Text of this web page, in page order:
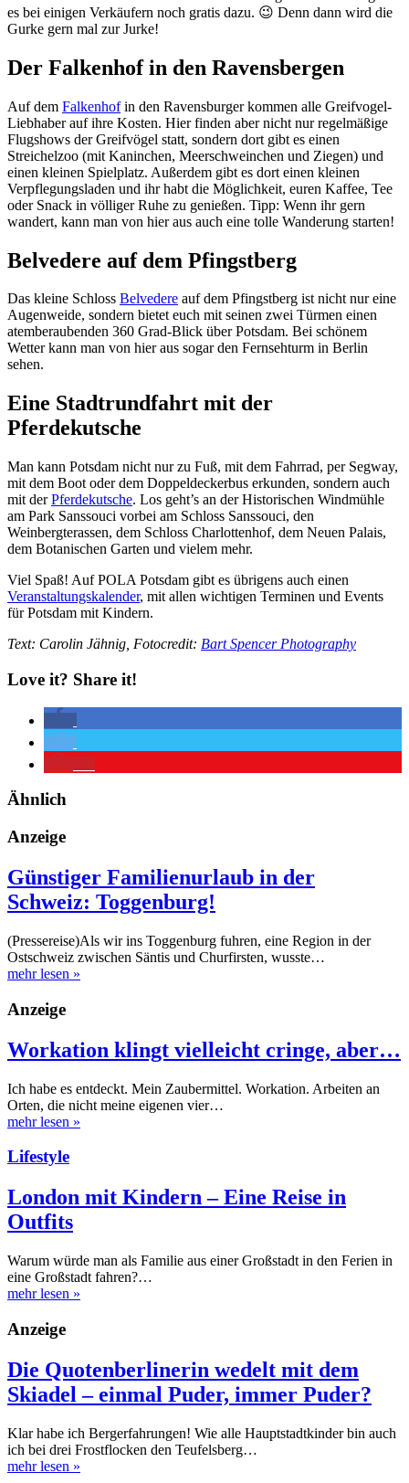
es bei einigen Verkäufern noch gratis dazu. 😉 Denn dann wird die
Gurke gern mal zur Jurke!
Der Falkenhof in den Ravensbergen
Auf dem Falkenhofin den Ravensburger kommen alle Greifvogel-
Liebhaber auf ihre Kosten. Hier finden aber nicht nur regelmäßige
Flugshows der Greifvögel statt, sondern dort gibt es einen
Streichelzoo (mit Kaninchen, Meerschweinchen und Ziegen) und
einen kleinen Spielplatz. Außerdem gibt es dort einen kleinen
Verpflegungsladen und ihr habt die Möglichkeit, euren Kaffee, Tee
oder Snack in völliger Ruhe zu genießen. Tipp: Wenn ihr gern
wandert, kann man von hier aus auch eine tolle Wanderung starten!
Belvedere auf dem Pfingstberg
Das kleine Schloss Belvedere auf dem Pfingstberg ist nicht nur eine
Augenweide, sondern bietet euch mit seinen zwei Türmen einen
atemberaubenden 360 Grad-Blick über Potsdam. Bei schönem
Wetter kann man von hier aus sogar den Fernsehturm in Berlin
sehen.
Eine Stadtrundfahrt mit der
Pferdekutsche
Man kann Potsdam nicht nur zu Fuß, mit dem Fahrrad, per Segway,
mit dem Boot oder dem Doppeldeckerbus erkunden, sondern auch
mit derPferdekutsche. Los geht’s an der Historischen Windmühle
am Park Sanssouci vorbei am Schloss Sanssouci, den
Weinbergterassen, dem Schloss Charlottenhof, dem Neuen Palais,
dem Botanischen Garten und vielem mehr.
Viel Spaß! Auf POLA Potsdam gibt es übrigens auch einen
Veranstaltungskalender, mit allen wichtigen Terminen und Events
für Potsdam mit Kindern.
Text: Carolin Jähnig, Fotocredit: Bart Spencer Photography
Love it? Share it!
Ähnlich
Anzeige
Günstiger Familienurlaub in der
Schweiz: Toggenburg!
(Pressereise)Als wir ins Toggenburg fuhren, eine Region in der
Ostschweiz zwischen Säntis und Churfirsten, wusste…
mehr lesen »
Anzeige
Workation klingt vielleicht cringe, aber…
Ich habe es entdeckt. Mein Zaubermittel. Workation. Arbeiten an
Orten, die nicht meine eigenen vier…
mehr lesen »
Lifestyle
London mit Kindern – Eine Reise in
Outfits
Warum würde man als Familie aus einer Großstadt in den Ferien in
eine Großstadt fahren?…
mehr lesen »
Anzeige
Die Quotenberlinerin wedelt mit dem
Skiadel – einmal Puder, immer Puder?
Klar habe ich Bergerfahrungen! Wie alle Hauptstadtkinder bin auch
ich bei drei Frostflocken den Teufelsberg…
mehr lesen »